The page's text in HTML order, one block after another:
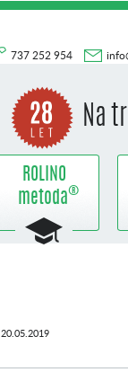
737 252 954
Na
ROLINO
metoda®
20.05.2019